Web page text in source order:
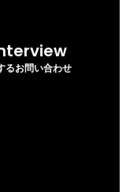
るお問い合わせ